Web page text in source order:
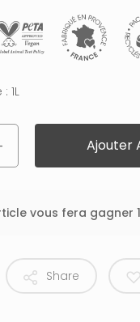
1L
Ajouter
vous fera gagner
Share